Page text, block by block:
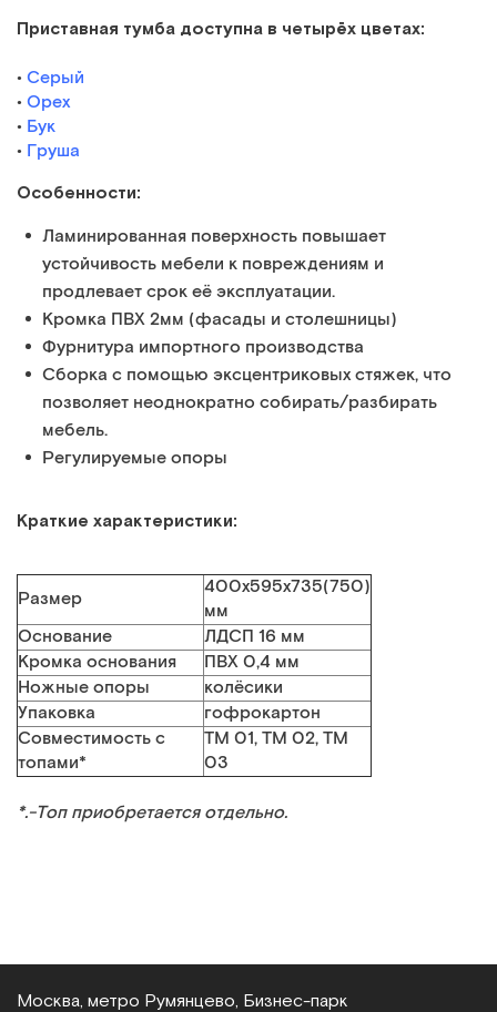
Приставная тумба доступна в четырёх цветах:
• Cерый
• Орех
• Бук
• Груша
Особенности:
Ламинированная поверхность повышает
устойчивость мебели к повреждениям и
продлевает срок её эксплуатации.
Кромка ПВХ 2мм (фасады и столешницы)
Фурнитура импортного производства
Сборка с помощью эксцентриковых стяжек, что
позволяет неоднократно собирать/разбирать
мебель.
Регулируемые опоры
Краткие характеристики:
Размер
400x595x735(750)
мм
Основание
ЛДСП 16 мм
Кромка основания
ПВХ 0,4 мм
Ножные опоры
колёсики
Упаковка
гофрокартон
Совместимость с
топами*
ТМ 01, ТМ 02, ТМ
03
*.-Топ приобретается отдельно.
Москва, метро Румянцево, Бизнес‑парк